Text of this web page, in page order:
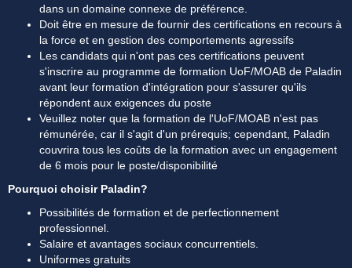
dans un domaine connexe de préférence.
Doit être en mesure de fournir des certifications en recours à
la force et en gestion des comportements agressifs
Les candidats qui n'ont pas ces certifications peuvent
s'inscrire au programme de formation UoF/MOAB de Paladin
avant leur formation d'intégration pour s'assurer qu'ils
répondent aux exigences du poste
Veuillez noter que la formation de l'UoF/MOAB n'est pas
rémunérée, car il s'agit d'un prérequis; cependant, Paladin
couvrira tous les coûts de la formation avec un engagement
de 6 mois pour le poste/disponibilité
Pourquoi choisir Paladin?
Possibilités de formation et de perfectionnement
professionnel.
Salaire et avantages sociaux concurrentiels.
Uniformes gratuits